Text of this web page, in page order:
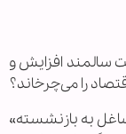
سالمند افزایش و
را می‌چرخاند؟
به بازنشسته»